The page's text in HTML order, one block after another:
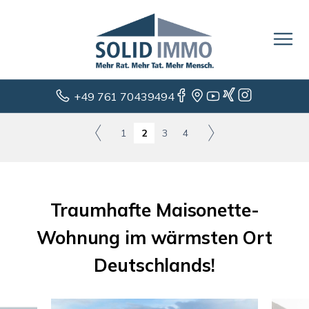
+49 761 70439494
1 2 3 4
Traumhafte Maisonette-
Wohnung im wärmsten Ort
Deutschlands!